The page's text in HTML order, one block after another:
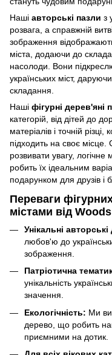
Наші авторські пазли з
розвага, а справжній
зображення
міста, додаючи до
насолоди. Вони
українських міст,
складання.
Наші фігурні дерев'яні
категорій, від дітей до
матеріалів і точній
підходить на своє
розвивати увагу,
робить їх ідеальним
подарунком для друзів і
Переваги
містами від
Унікальні
любов'ю до
зображення.
Патріотична
унікальність
значення.
Екологічність: Ми
дерево, що робить
приємними на дотик.